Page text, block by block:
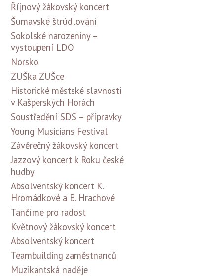
Říjnový žákovský koncert
Šumavské štrúdlování
Sokolské narozeniny –
vystoupení LDO
Norsko
ZUŠka ZUŠce
Historické městské slavnosti
v Kašperských Horách
Soustředění SDS – přípravky
Young Musicians Festival
Závěrečný žákovský koncert
Jazzový koncert k Roku české
hudby
Absolventský koncert K.
Hromádkové a B. Hrachové
Tančíme pro radost
Květnový žákovský koncert
Absolventský koncert
Teambuilding zaměstnanců
Muzikantská naděje